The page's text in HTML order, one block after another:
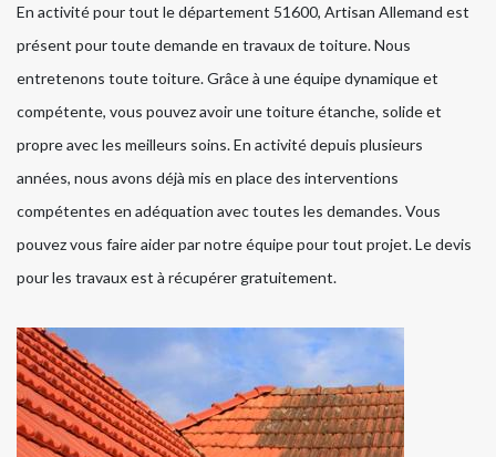
En activité pour tout le département 51600, Artisan Allemand est
présent pour toute demande en travaux de toiture. Nous
entretenons toute toiture. Grâce à une équipe dynamique et
compétente, vous pouvez avoir une toiture étanche, solide et
propre avec les meilleurs soins. En activité depuis plusieurs
années, nous avons déjà mis en place des interventions
compétentes en adéquation avec toutes les demandes. Vous
pouvez vous faire aider par notre équipe pour tout projet. Le devis
pour les travaux est à récupérer gratuitement.